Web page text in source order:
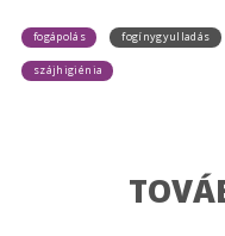
fogápolás fogínygyulladás
szájhigiénia